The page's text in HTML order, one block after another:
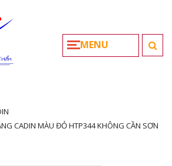
MENU
CADIN MÀU ĐỎ HTP344 KHÔNG CẦN SƠN